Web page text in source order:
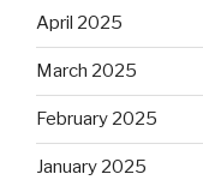
April 2025
March 2025
February 2025
January 2025